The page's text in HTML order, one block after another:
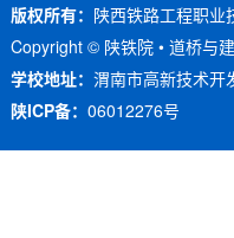
版权所有： 陕西铁路工程职业
Copyright © 陕铁院 • 道桥与
学校地址： 渭南市高新技术开
陕ICP备： 06012276号